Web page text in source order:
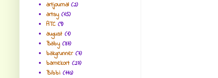
artjournal (2)
artsy (15)
ATC (9)
august (1)
Baby (37)
bakgrunner (7)
barnekort (27)
Bibbi (110)